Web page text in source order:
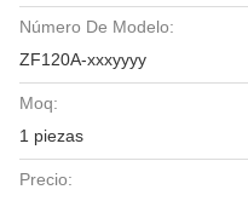
Número De Modelo:
ZF120A-xxxyyyy
Moq:
1 piezas
Precio: